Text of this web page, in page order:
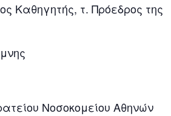
Καθηγητής, τ. Πρόεδρος της
Νοσοκομείου Αθηνών